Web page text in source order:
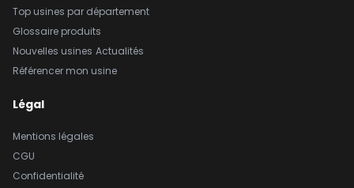
Top usines par département
Glossaire produits
Nouvelles usines Actualités
Référencer mon usine
Légal
Mentions légales
CGU
Confidentialité